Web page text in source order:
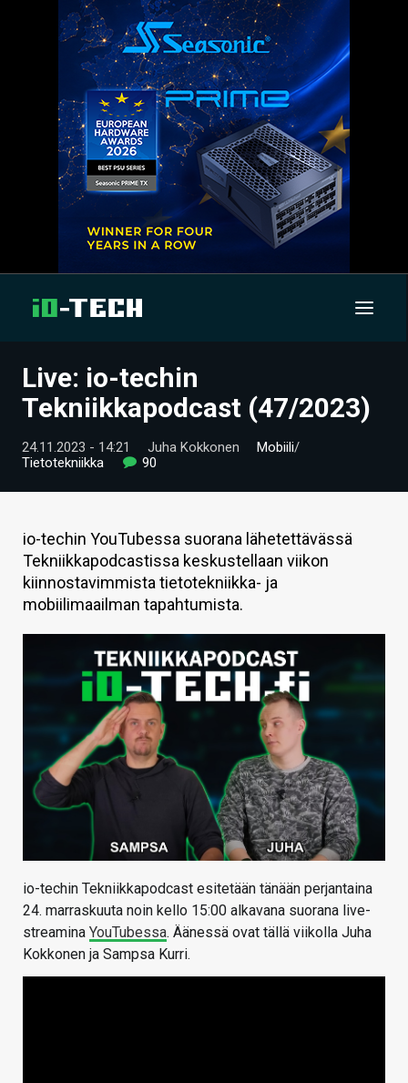
UUTISET
VIDEOT
TIETOA
HINTA.FI
VAIHDA TEEMA
HAKU
Live: io-techin
Tekniikkapodcast (47/2023)
24.11.2023 - 14:21 Juha Kokkonen Mobiili/
Tietotekniikka
90
io-techin YouTubessa suorana lähetettävässä
Tekniikkapodcastissa keskustellaan viikon
kiinnostavimmista tietotekniikka- ja
mobiilimaailman tapahtumista.
io-techin Tekniikkapodcast esitetään tänään perjantaina
24. marraskuuta noin kello 15:00 alkavana suorana live-
streamina YouTubessa. Äänessä ovat tällä viikolla Juha
Kokkonen ja Sampsa Kurri.